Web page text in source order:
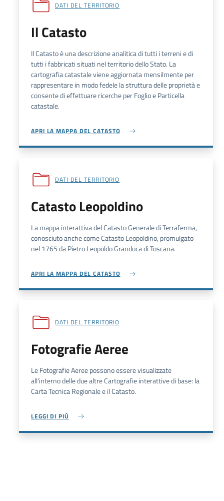
DATI DEL TERRITORIO
Il Catasto
Il Catasto è una descrizione analitica di tutti i terreni e di
tutti i fabbricati situati nel territorio dello Stato. La
cartografia catastale viene aggiornata mensilmente per
rappresentare in modo fedele la struttura delle proprietà e
consente di effettuare ricerche per Foglio e Particella
catastale.
APRI LA MAPPA DEL CATASTO
DATI DEL TERRITORIO
Catasto Leopoldino
La mappa interattiva del Catasto Generale di Terraferma,
conosciuto anche come Catasto Leopoldino, promulgato
nel 1765 da Pietro Leopoldo Granduca di Toscana.
APRI LA MAPPA DEL CATASTO
DATI DEL TERRITORIO
Fotografie Aeree
Le Fotografie Aeree possono essere visualizzate
all'interno delle due altre Cartografie interattive di base: la
Carta Tecnica Regionale e il Catasto.
LEGGI DI PIÙ